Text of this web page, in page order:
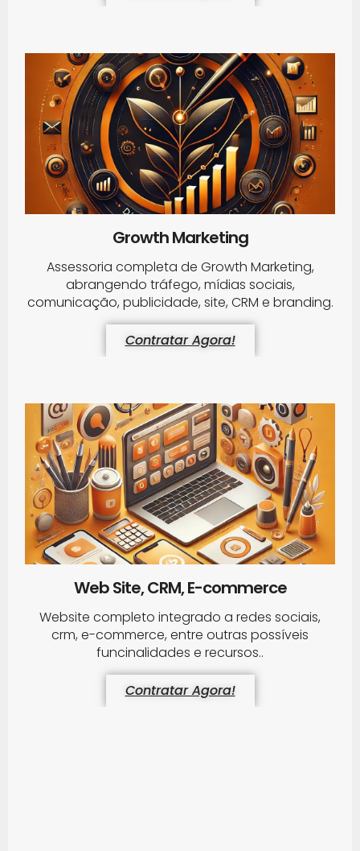
Growth Marketing
Assessoria completa de Growth Marketing,
abrangendo tráfego, mídias sociais,
comunicação, publicidade, site, CRM e branding.
Contratar Agora!
Web Site, CRM, E-commerce
Website completo integrado a redes sociais,
crm, e-commerce, entre outras possíveis
funcinalidades e recursos..
Contratar Agora!